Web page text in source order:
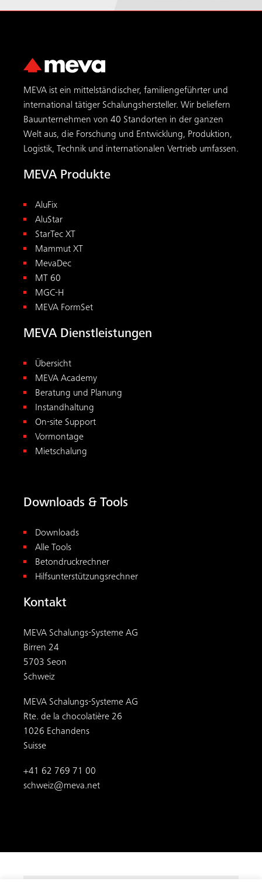
MEVA ist ein mittelständischer, familiengeführter und
international tätiger Schalungs­hersteller. Wir beliefern
Bauunternehmen von 40 Standorten in der ganzen
Welt aus, die Forschung und Entwicklung, Produktion,
Logistik, Technik und internationalen Vertrieb umfassen.
MEVA Produkte
AluFix
AluStar
StarTec XT
Mammut XT
MevaDec
MT 60
MGC-H
MEVA FormSet
MEVA Dienstleistungen
Übersicht
MEVA Academy
Beratung und Planung
Instandhaltung
On-site Support
Vormontage
Mietschalung
Downloads & Tools
Downloads
Alle Tools
Betondruckrechner
Hilfsunterstützungsrechner
Kontakt
MEVA Schalungs-Systeme AG
Birren 24
5703 Seon
Schweiz
MEVA Schalungs-Systeme AG
Rte. de la chocolatière 26
1026 Echandens
Suisse
+41 62 769 71 00
schweiz@meva.net